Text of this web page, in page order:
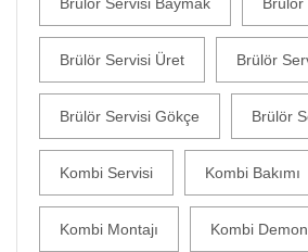
Brülör Servisi Baymak Brülör
Brülör Servisi Üret Brülör
Brülör Servisi Gökçe Brülör
Kombi Servisi Kombi Bakımı
Kombi Montajı Kombi